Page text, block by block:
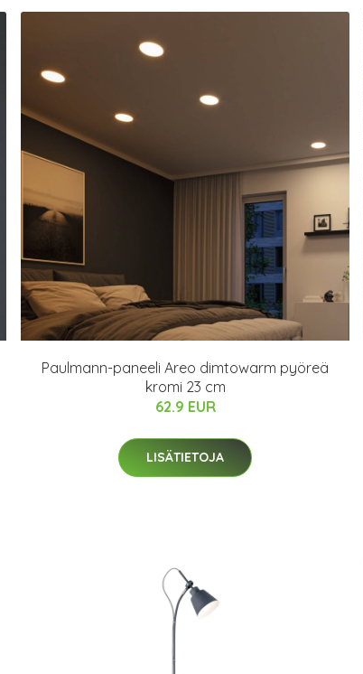
Paulmann-paneeli Areo dimtowarm pyöreä
kromi 23 cm
62.9 EUR
LISÄTIETOJA